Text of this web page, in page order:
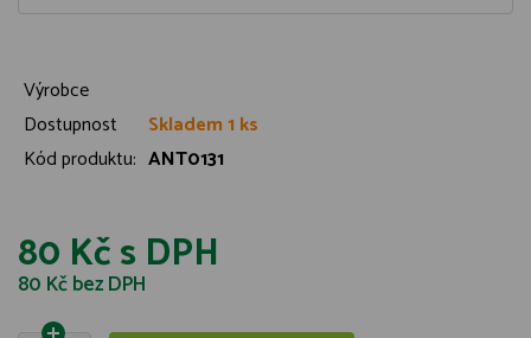
Výrobce
Dostupnost
Skladem 1 ks
Kód produktu: ANT0131
80 Kčs DPH
80 Kčbez DPH